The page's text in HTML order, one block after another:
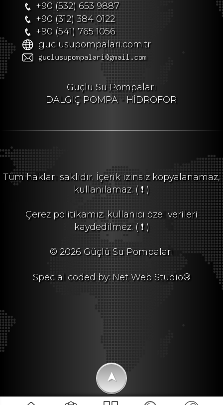
+90 (532) 653 9887
+90 (312) 384 0122
+90 (541) 765 1056
guclusupompalari.com.tr
Güçlü Su Pompaları
DALGIÇ POMPA - HİDROFOR
Tüm hakları saklıdır. İçerik izinsiz kopyalanamaz,
kullanılamaz. ( ❗ )
Çerez politikamız: kullanıcı özel verileri
kaydedilmez. ( ❗ )
© 2026 Güçlü Su Pompaları
Special coded by: Net Web Studio®
➤